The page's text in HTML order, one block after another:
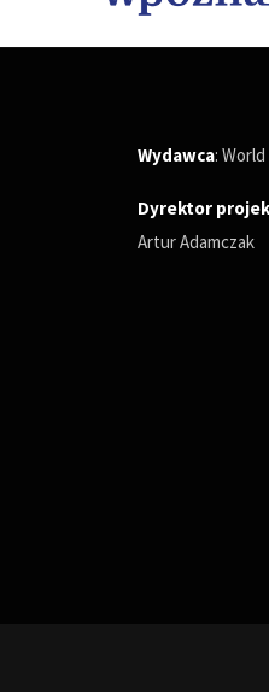
Wydawca:
Dyrektor
Artur Adamczak